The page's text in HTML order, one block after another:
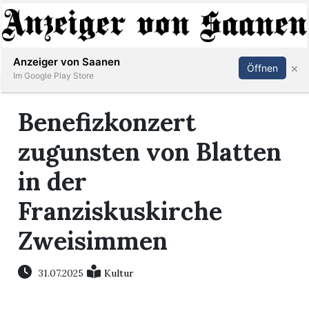
Abonnieren Anmelden
Benefizkonzert
zugunsten von Blatten
in der
Franziskuskirche
Zweisimmen
31.07.2025 Kultur
Anzeiger von Saanen
Im Google Play Store
Öffnen ×